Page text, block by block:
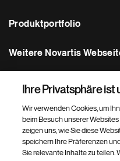
Produktportfolio
Weitere Novartis
Footer Site Search
Ihre Privatsphäre ist
Wir verwenden Cookies, um
beim Besuch unserer
zeigen uns, wie Sie diese
speichern Ihre Präferenzen
Sie relevante Inhalte zu teilen.